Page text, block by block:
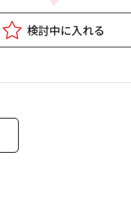
検討中に入れる